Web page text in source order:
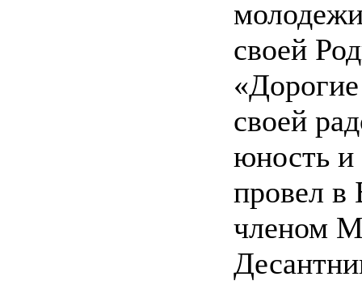
своей
своей
юность и
провел в
членом